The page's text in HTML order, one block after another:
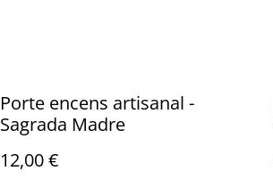
Porte encens artisanal -
Sagrada Madre
12,00 €